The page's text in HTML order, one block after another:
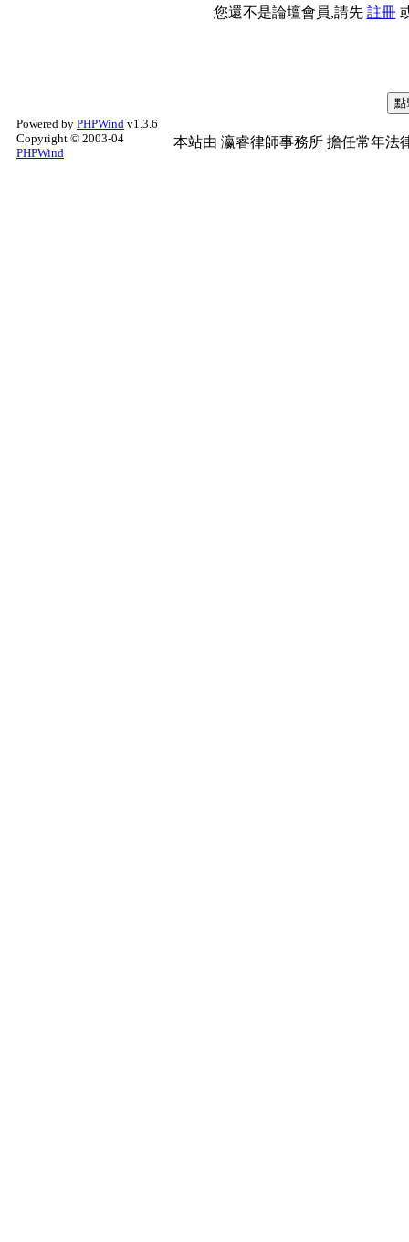
您還不是論壇會員,請先 註冊
Powered by PHPWind v1.3.6
Copyright © 2003-04
PHPWind
本站由 瀛睿律師事務所 擔任常年法